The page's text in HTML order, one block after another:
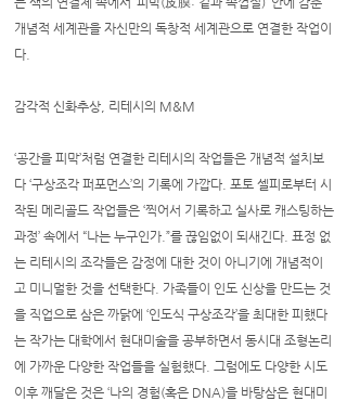
개념적 세계관을 자신만의 독창적 세계관으로 연결한 작업이
다.
감각적 신화추상, 리테시의 M&M
‘공간을 피막’처럼 연결한 리테시의 작업들은 개념적 설치보
다 ‘구상조각 퍼포먼스’의 기록에 가깝다. 포토 셀피로부터 시
작된 메리골드 작업들은 ‘찍어서 기록하고 실사로 캐스팅하는
과정’ 속에서 “나는 누구인가.”를 끊임없이 되새긴다. 표정 없
는 리테시의 조각들은 감정에 대한 것이 아니기에 개념적이
고 미니멀한 것을 선택한다. 가족들이 인도 신상을 만드는 것
을 직업으로 삼은 까닭에 ‘인도식 구상조각’을 최대한 피했다
는 작가는 대학에서 현대미술을 공부하면서 동시대 조형논리
에 가까운 다양한 작업들을 실험했다. 그럼에도 다양한 시도
이후 깨달은 것은 ‘나의 경험(혹은 DNA)을 바탕삼은 현대미